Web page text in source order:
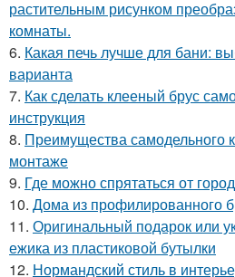
растительным рисунком
комнаты.
6. Какая печь лучше для бани:
варианта
7. Как сделать клееный брус
инструкция
8. Преимущества самодельного
монтаже
9. Где можно спрятаться от
10. Дома из профилированного
11. Оригинальный подарок или
ежика из пластиковой бутылки
12. Нормандский стиль в